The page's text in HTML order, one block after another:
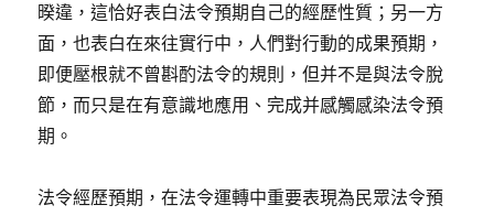
暌違，這恰好表白法令預期自己的經歷性質；另一方
面，也表白在來往實行中，人們對行動的成果預期，
即便壓根就不曾斟酌法令的規則，但并不是與法令脫
節，而只是在有意識地應用、完成并感觸感染法令預
期。
法令經歷預期，在法令運轉中重要表現為民眾法令預